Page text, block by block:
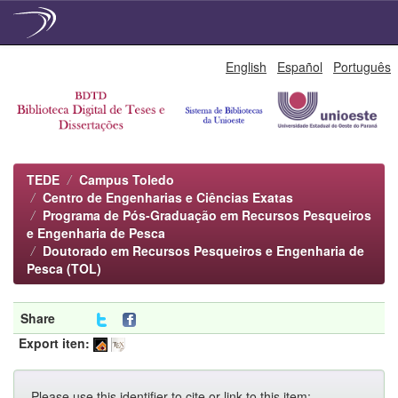
English Español Português
TEDE
Campus Toledo
Centro de Engenharias e Ciências Exatas
Programa de Pós-Graduação em Recursos Pesqueiros
e Engenharia de Pesca
Doutorado em Recursos Pesqueiros e Engenharia de
Pesca (TOL)
Share
Export iten: